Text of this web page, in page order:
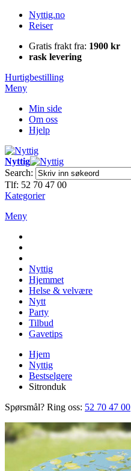
Nyttig.no
Reiser
Gratis frakt fra: 1900 kr
rask levering
Hurtigbestilling
Meny
Min side
Om oss
Hjelp
Nyttig
Search:
Tlf: 52 70 47 00
Kategorier
Meny
Nyttig
Hjemmet
Helse & velvære
Nytt
Party
Tilbud
Gavetips
Hjem
Nyttig
Bestselgere
Sitronduk
Spørsmål? Ring oss: 52 70 47 00